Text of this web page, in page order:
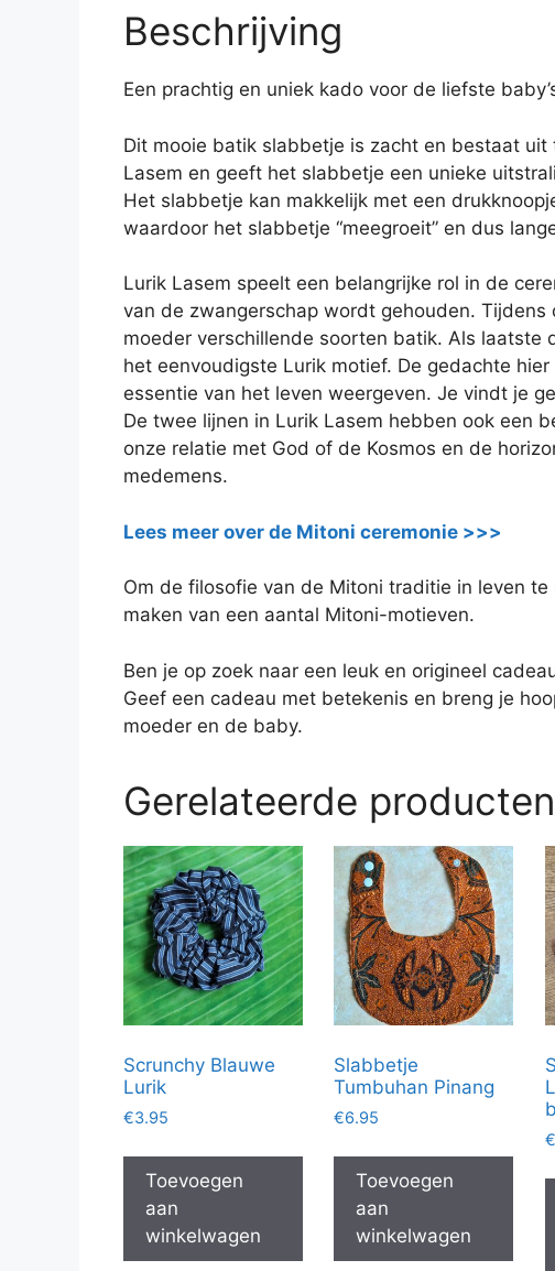
Beschrijving
Een prachtig en uniek kado voor de liefste
Dit mooie batik slabbetje is zacht en bestaat
Lasem en geeft het slabbetje een unieke
Het slabbetje kan makkelijk met een
waardoor het slabbetje “meegroeit” en dus
Lurik Lasem speelt een belangrijke rol in de
van de zwangerschap wordt gehouden.
moeder verschillende soorten batik. Als laatste
het eenvoudigste Lurik motief. De gedachte
essentie van het leven weergeven. Je vindt je
De twee lijnen in Lurik Lasem hebben ook een
onze relatie met God of de Kosmos en de
medemens.
Lees meer over de Mitoni ceremonie >>>
Om de filosofie van de Mitoni traditie in leven
maken van een aantal Mitoni-motieven.
Ben je op zoek naar een leuk en origineel
Geef een cadeau met betekenis en breng je
moeder en de baby.
Gerelateerde producten
Scrunchy Blauwe
Lurik
€3.95
Toevoegen
aan
winkelwagen
Slabbetje
Tumbuhan Pinang
€6.95
Toevoegen
aan
winkelwagen
€